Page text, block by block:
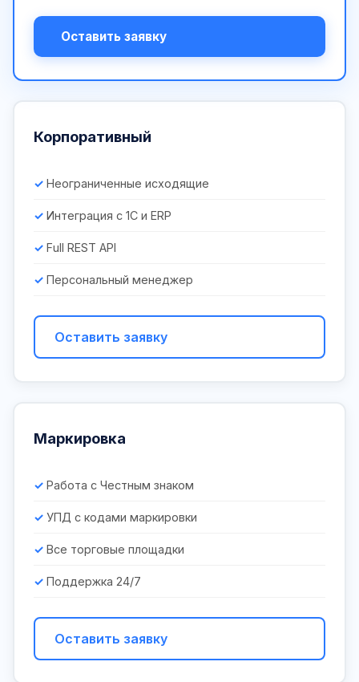
Оставить заявку
Корпоративный
Неограниченные исходящие
Интеграция с 1С и ERP
Full REST API
Персональный менеджер
Оставить заявку
Маркировка
Работа с Честным знаком
УПД с кодами маркировки
Все торговые площадки
Поддержка 24/7
Оставить заявку